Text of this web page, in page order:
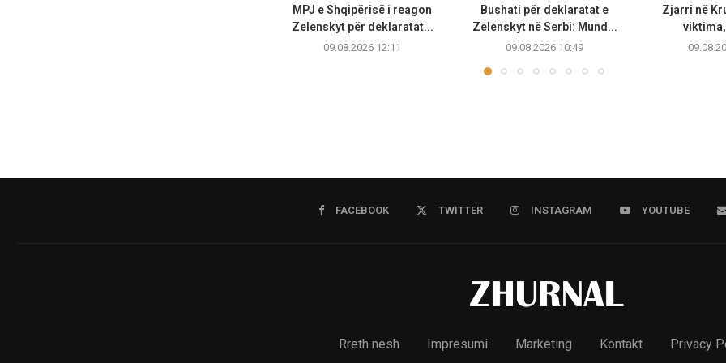
MPJ e Shqipërisë i reagon
Zelenskyt për deklaratat...
09.08.2026 12:11
Bushati për deklaratat e
Zelenskyt në Serbi: Mund...
09.08.2026 10:49
Zjarri në
FACEBOOK TWITTER INSTAGRAM YOUTUBE
Rreth nesh Impresumi Marketing Kontakt Privacy